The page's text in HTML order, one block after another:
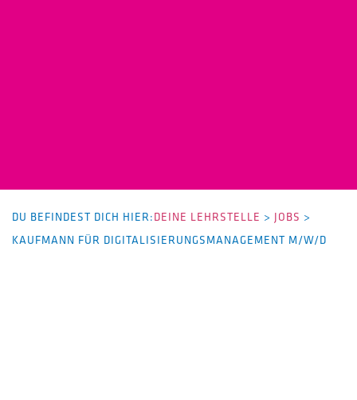
DU BEFINDEST DICH HIER:DEINE LEHRSTELLE > JOBS >
KAUFMANN FÜR DIGITALISIERUNGSMANAGEMENT M/W/D